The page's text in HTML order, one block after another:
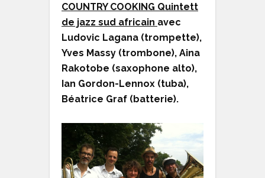
COUNTRY COOKING Quintett
de jazz sud africain avec
Ludovic Lagana (trompette),
Yves Massy (trombone), Aina
Rakotobe (saxophone alto),
Ian Gordon-Lennox (tuba),
Béatrice Graf (batterie).